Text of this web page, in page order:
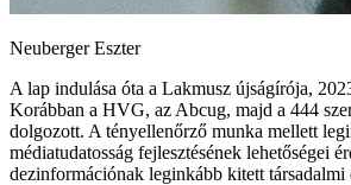
Neuberger Eszter
A lap indulása óta a Lakmusz újságírója,
Korábban a HVG, az Abcug, majd a 444
dolgozott. A tényellenőrző munka mellett
médiatudatosság fejlesztésének lehetőségei
dezinformációnak leginkább kitett társadalmi